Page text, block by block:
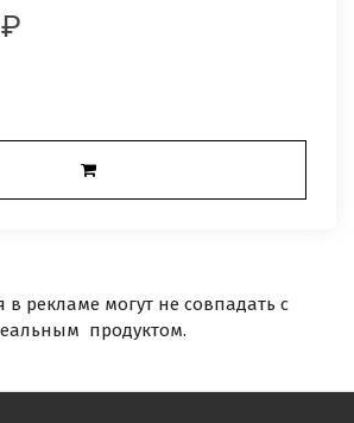
в рекламе могут не совпадать с
продуктом.